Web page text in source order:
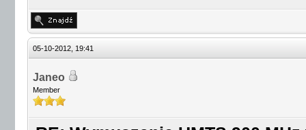
05-10-2012, 19:41
Janeo
Member